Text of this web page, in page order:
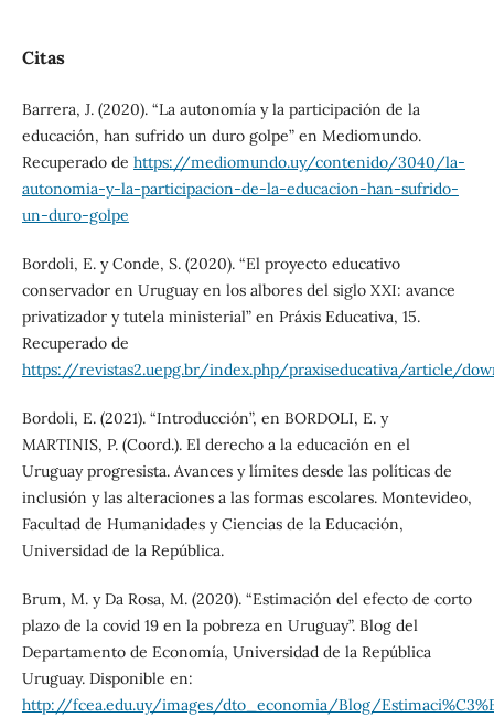
Citas
Barrera, J. (2020). “La autonomía y la participación de la
educación, han sufrido un duro golpe” en Mediomundo.
Recuperado de https://mediomundo.uy/contenido/3040/la-
autonomia-y-la-participacion-de-la-educacion-han-sufrido-
un-duro-golpe
Bordoli, E. y Conde, S. (2020). “El proyecto educativo
conservador en Uruguay en los albores del siglo XXI: avance
privatizador y tutela ministerial” en Práxis Educativa, 15.
Recuperado de
https://revistas2.uepg.br/index.php/praxiseducativa/article/
Bordoli, E. (2021). “Introducción”, en BORDOLI, E. y
MARTINIS, P. (Coord.). El derecho a la educación en el
Uruguay progresista. Avances y límites desde las políticas de
inclusión y las alteraciones a las formas escolares. Montevideo,
Facultad de Humanidades y Ciencias de la Educación,
Universidad de la República.
Brum, M. y Da Rosa, M. (2020). “Estimación del efecto de corto
plazo de la covid 19 en la pobreza en Uruguay”. Blog del
Departamento de Economía, Universidad de la República
Uruguay. Disponible en:
http://fcea.edu.uy/images/dto_economia/Blog/